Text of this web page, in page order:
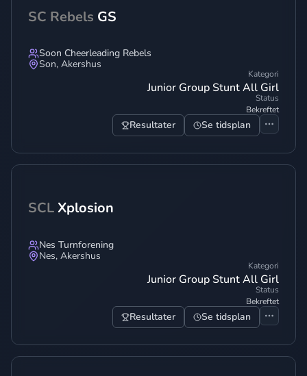
SC Rebels GS
Soon Cheerleading Rebels
Son, Akershus
Kategori
Junior Group Stunt All Girl
Status
Bekreftet
Resultater Se tidsplan
SCL Xplosion
Nes Turnforening
Nes, Akershus
Kategori
Junior Group Stunt All Girl
Status
Bekreftet
Resultater Se tidsplan